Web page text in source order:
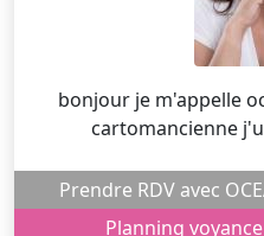
bonjour je m'appelle océane
cartomancienne
Planning